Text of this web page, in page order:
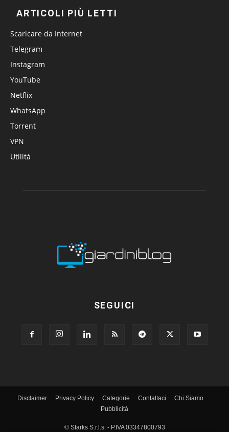
ARTICOLI PIÙ LETTI
Scaricare da Internet
Telegram
Instagram
YouTube
Netflix
WhatsApp
Torrent
VPN
Utilità
SEGUICI
Disclaimer Privacy Policy Categorie Contattaci
Chi Siamo
Pubblicità
© Starks S.r.l.s. - P.IVA 03347800793